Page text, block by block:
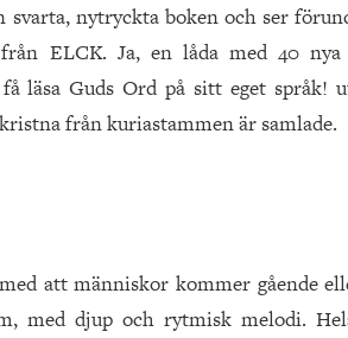
nytryckta boken och ser
ELCK. Ja, en låda med 40
läsa Guds Ord på sitt eget språk!
från kuriastammen är samlade.
att människor kommer gående
med djup och rytmisk melodi.